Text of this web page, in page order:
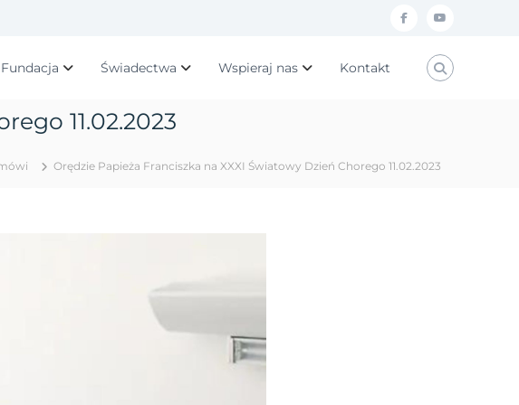
f
u
Fundacja Świadectwa Wspieraj nas Kontakt
11.02.2023
Orędzie Papieża Franciszka na XXXI Światowy Dzień Chorego 11.02.2023